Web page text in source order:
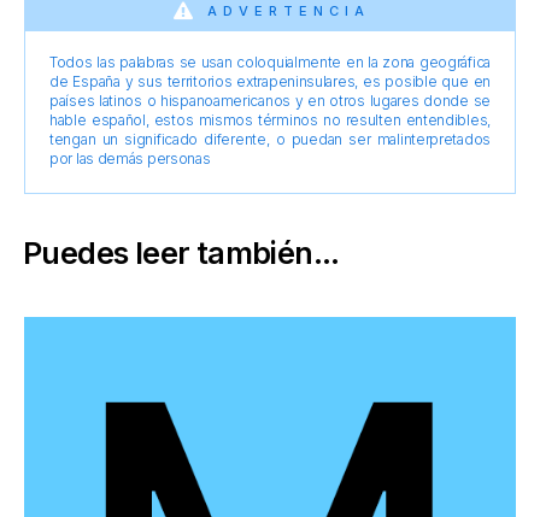
ADVERTENCIA
Todos las palabras se usan coloquialmente en la zona geográfica
de España y sus territorios extrapeninsulares, es posible que en
países latinos o hispanoamericanos y en otros lugares donde se
hable español, estos mismos términos no resulten entendibles,
tengan un significado diferente, o puedan ser malinterpretados
por las demás personas
Puedes leer también...